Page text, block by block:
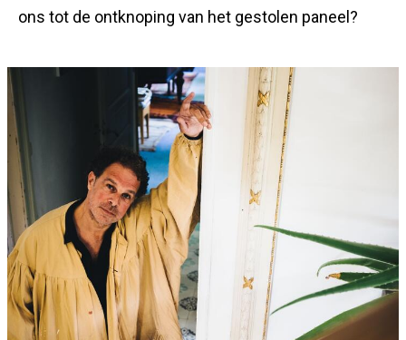
ons tot de ontknoping van het gestolen paneel?
Info
pagina
teasers